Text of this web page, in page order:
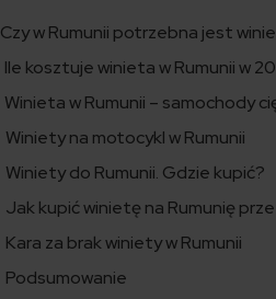
Czy w Rumunii potrzebna jest
Ile kosztuje winieta w Rumunii w
Winieta w Rumunii – samochody
Winiety na motocykl w Rumunii
Winiety do Rumunii. Gdzie kupić?
Jak kupić winietę na Rumunię
Kara za brak winiety w Rumunii
Podsumowanie